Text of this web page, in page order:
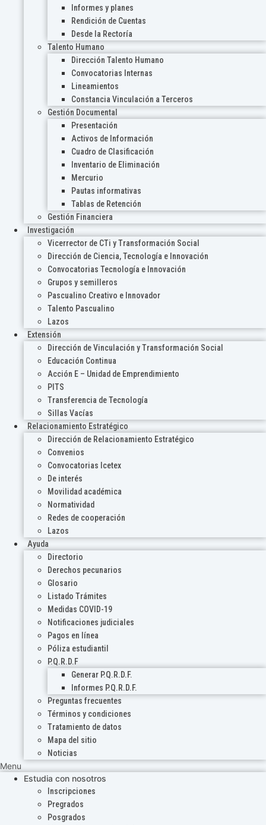
Informes y planes
Rendición de Cuentas
Desde la Rectoría
Talento Humano
Dirección Talento Humano
Convocatorias Internas
Lineamientos
Constancia Vinculación a Terceros
Gestión Documental
Presentación
Activos de Información
Cuadro de Clasificación
Inventario de Eliminación
Mercurio
Pautas informativas
Tablas de Retención
Gestión Financiera
Investigación
Vicerrector de CTi y Transformación Social
Dirección de Ciencia, Tecnología e Innovación
Convocatorias Tecnología e Innovación
Grupos y semilleros
Pascualino Creativo e Innovador
Talento Pascualino
Lazos
Extensión
Dirección de Vinculación y Transformación Social
Educación Continua
Acción E – Unidad de Emprendimiento
PITS
Transferencia de Tecnología
Sillas Vacías
Relacionamiento Estratégico
Dirección de Relacionamiento Estratégico
Convenios
Convocatorias Icetex
De interés
Movilidad académica
Normatividad
Redes de cooperación
Lazos
Ayuda
Directorio
Derechos pecunarios
Glosario
Listado Trámites
Medidas COVID-19
Notificaciones judiciales
Pagos en línea
Póliza estudiantil
P.Q.R.D.F
Generar P.Q.R.D.F.
Informes P.Q.R.D.F.
Preguntas frecuentes
Términos y condiciones
Tratamiento de datos
Mapa del sitio
Noticias
Menu
Estudia con nosotros
Inscripciones
Pregrados
Posgrados